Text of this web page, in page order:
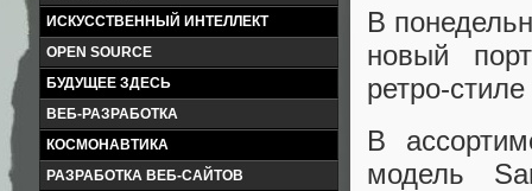
ИСКУССТВЕННЫЙ ИНТЕЛЛЕКТ
OPEN SOURCE
БУДУЩЕЕ ЗДЕСЬ
ВЕБ-РАЗРАБОТКА
КОСМОНАВТИКА
РАЗРАБОТКА ВЕБ-САЙТОВ
В
новый
ретро-
В
модель